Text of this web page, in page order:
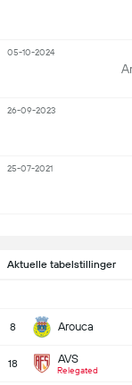
Aktuelle tabelstillinger
8 Arouca
18 AVS
Relegated
05-10-2024
26-09-2023
25-07-2021